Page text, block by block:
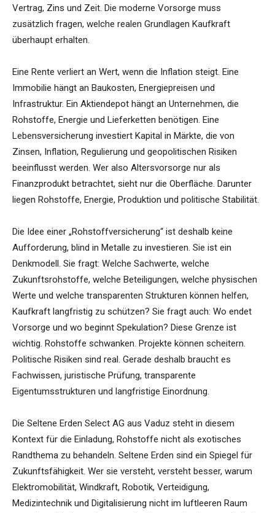
Vertrag, Zins und Zeit. Die moderne Vorsorge muss
zusätzlich fragen, welche realen Grundlagen Kaufkraft
überhaupt erhalten.
Eine Rente verliert an Wert, wenn die Inflation steigt. Eine
Immobilie hängt an Baukosten, Energiepreisen und
Infrastruktur. Ein Aktiendepot hängt an Unternehmen, die
Rohstoffe, Energie und Lieferketten benötigen. Eine
Lebensversicherung investiert Kapital in Märkte, die von
Zinsen, Inflation, Regulierung und geopolitischen Risiken
beeinflusst werden. Wer also Altersvorsorge nur als
Finanzprodukt betrachtet, sieht nur die Oberfläche. Darunter
liegen Rohstoffe, Energie, Produktion und politische Stabilität.
Die Idee einer „Rohstoffversicherung“ ist deshalb keine
Aufforderung, blind in Metalle zu investieren. Sie ist ein
Denkmodell. Sie fragt: Welche Sachwerte, welche
Zukunftsrohstoffe, welche Beteiligungen, welche physischen
Werte und welche transparenten Strukturen können helfen,
Kaufkraft langfristig zu schützen? Sie fragt auch: Wo endet
Vorsorge und wo beginnt Spekulation? Diese Grenze ist
wichtig. Rohstoffe schwanken. Projekte können scheitern.
Politische Risiken sind real. Gerade deshalb braucht es
Fachwissen, juristische Prüfung, transparente
Eigentumsstrukturen und langfristige Einordnung.
Die Seltene Erden Select AG aus Vaduz steht in diesem
Kontext für die Einladung, Rohstoffe nicht als exotisches
Randthema zu behandeln. Seltene Erden sind ein Spiegel für
Zukunftsfähigkeit. Wer sie versteht, versteht besser, warum
Elektromobilität, Windkraft, Robotik, Verteidigung,
Medizintechnik und Digitalisierung nicht im luftleeren Raum